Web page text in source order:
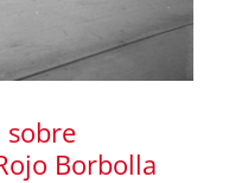
sobre
Borbolla